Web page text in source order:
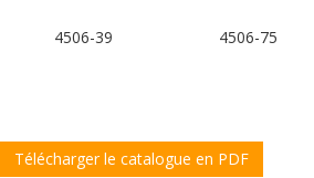
4506-39 4506-75
Télécharger le catalogue en PDF